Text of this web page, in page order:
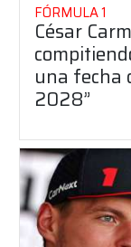
FÓRMULA 1
César
una fecha
2028”